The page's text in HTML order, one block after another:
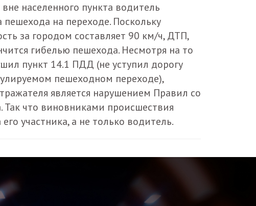
населенного пункта водитель
на переходе. Поскольку
за городом составляет 90 км/ч, ДТП,
гибелью пешехода. Несмотря на то
пункт 14.1 ПДД (не уступил дорогу
пешеходном переходе),
является нарушением Правил со
Так что виновниками происшествия
его участника, а не только водитель.